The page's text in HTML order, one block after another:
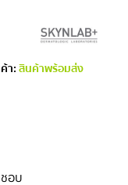
า:สินค้าพร้อมส่ง
อบ